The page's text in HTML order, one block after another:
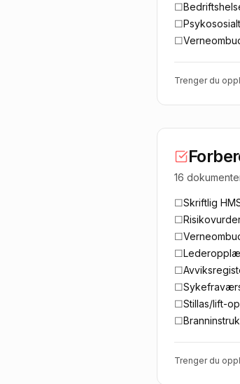
☐
☐
☐
Trenger du
16
☐Skriftlig
☐
☐
☐
☐
☐
☐Stillas/lift-
☐
Trenger du